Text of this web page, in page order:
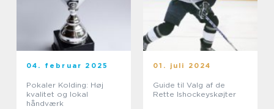
04. februar 2025
Pokaler Kolding: Høj
kvalitet og lokal
håndværk
01. juli 2024
Guide til Valg af de
Rette Ishockeyskøjter